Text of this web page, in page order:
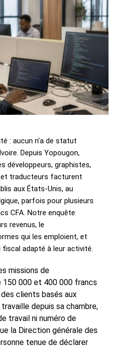
: aucun n'a de statut
Depuis Yopougon,
développeurs, graphistes,
traducteurs facturent
aux États-Unis, au
parfois pour plusieurs
CFA. Notre enquête
revenus, le
qui les emploient, et
adapté à leur activité.
missions de
000 et 400 000 francs
clients basés aux
depuis sa chambre,
travail ni numéro de
la Direction générale des
tenue de déclarer